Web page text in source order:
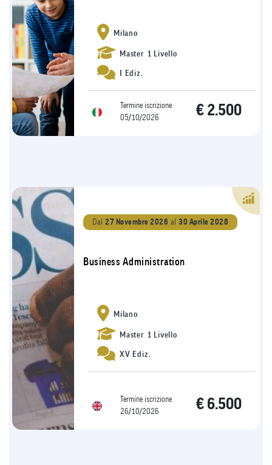
Milano
Master 1 Livello
I Ediz.
Termine iscrizione
05/10/2026
€ 2.500
Dal 27 Novembre 2026 al 30 Aprile 2028
Business Administration
Milano
Master 1 Livello
XV Ediz.
Termine iscrizione
26/10/2026
€ 6.500